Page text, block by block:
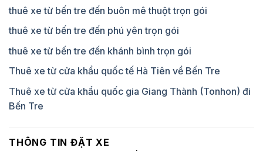
thuê xe từ bến tre đến buôn mê thuột trọn gói
thuê xe từ bến tre đến phú yên trọn gói
thuê xe từ bến tre đến khánh bình trọn gói
Thuê xe từ cửa khẩu quốc tế Hà Tiên về Bến Tre
Thuê xe từ cửa khẩu quốc gia Giang Thành (Tonhon) đi
Bến Tre
THÔNG TIN ĐẶT XE